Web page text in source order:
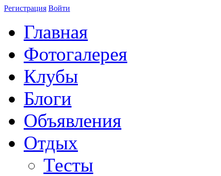
Регистрация Войти
Главная
Фотогалерея
Клубы
Блоги
Объявления
Отдых
Тесты